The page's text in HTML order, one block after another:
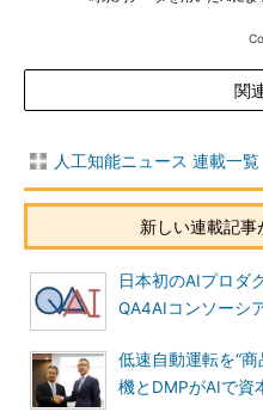
関
人工知能ニュース 連載一覧
新しい連載記
日本初のAIプロダ
QA4AIコンソーシ
低速自動運転を“
機とDMPがAIで資